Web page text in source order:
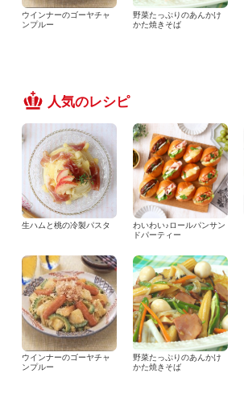
ウインナーのゴーヤチャ
ンプルー
野菜たっぷりのあんかけ
かた焼きそば
人気のレシピ
生ハムと桃の冷製パスタ
わいわい♪ロールパンサン
ドパーティー
ウインナーのゴーヤチャ
ンプルー
野菜たっぷりのあんかけ
かた焼きそば